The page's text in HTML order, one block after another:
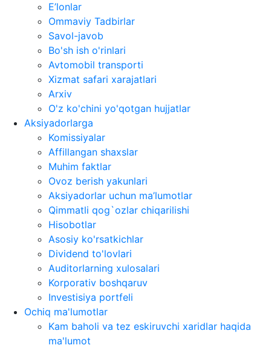
E’lonlar
Ommaviy Tadbirlar
Savol-javob
Bo'sh ish o'rinlari
Avtomobil transporti
Xizmat safari xarajatlari
Arxiv
O'z ko'chini yo'qotgan hujjatlar
Aksiyadorlarga
Komissiyalar
Affillangan shaxslar
Muhim faktlar
Ovoz berish yakunlari
Aksiyadorlar uchun ma’lumotlar
Qimmatli qog`ozlar chiqarilishi
Hisobotlar
Asosiy ko'rsatkichlar
Dividend to'lovlari
Auditorlarning xulosalari
Korporativ boshqaruv
Investisiya portfeli
Ochiq ma'lumotlar
Kam baholi va tez eskiruvchi xaridlar haqida
ma'lumot